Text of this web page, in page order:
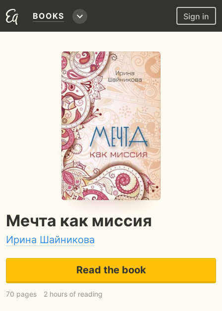
BOOKS Sign in
Мечта как миссия
Ирина Шайникова
Read the book
70 pages 2 hours of reading